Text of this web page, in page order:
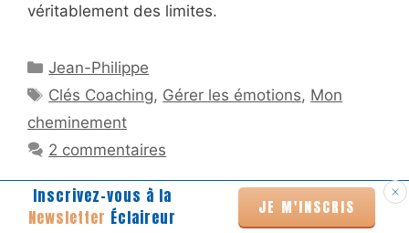
véritablement des limites.
Catégories
Jean-Philippe
Étiquettes
Clés Coaching, Gérer les émotions, Mon
cheminement
2 commentaires
Inscrivez-vous à la
Newsletter Éclaireur JE M'INSCRIS